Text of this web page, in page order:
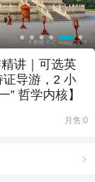
讲｜可选英
导游，2 小
” 哲学内核】
月售:0
